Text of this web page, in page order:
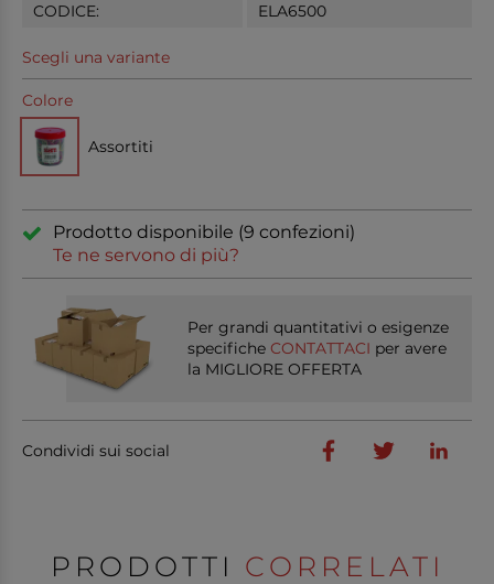
CODICE:
ELA6500
Scegli una variante
Colore
Assortiti
Prodotto disponibile (9 confezioni)
Te ne servono di più?
Per grandi quantitativi o esigenze
specifiche CONTATTACI per avere
la MIGLIORE OFFERTA
Condividi sui social
PRODOTTI CORRELATI